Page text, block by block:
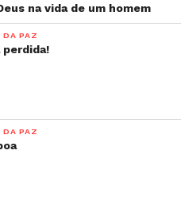
na vida de um homem
DA PAZ
perdida!
DA PAZ